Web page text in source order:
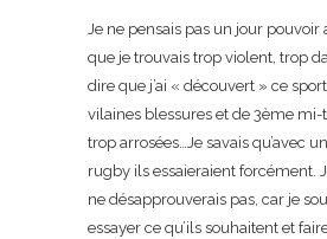
Je ne pensais pas un jour pouvoir
que je trouvais trop violent, trop
dire que j’ai « découvert » ce
vilaines blessures et de 3ème
trop arrosées…Je savais qu’avec
rugby ils essaieraient forcément.
ne désapprouverais pas, car je
essayer ce qu’ils souhaitent et